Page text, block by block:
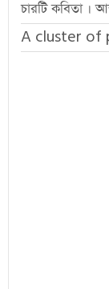
চারটি কবিতা ।
A cluster of